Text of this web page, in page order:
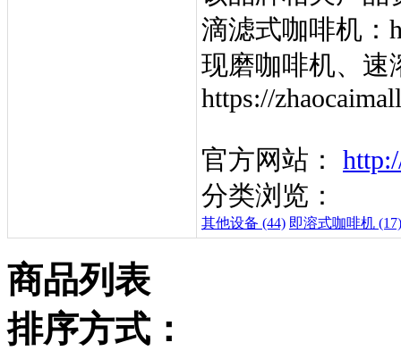
滴滤式咖啡机：
现磨咖啡机、速
https://
官方网站：
分类浏览：
其他设备 (44) 即溶式咖啡机 (17)
商品列表
排序方式：